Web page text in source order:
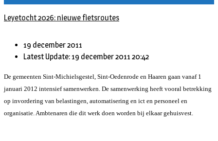
Leyetocht 2026: nieuwe fietsroutes
19 december 2011
Latest Update: 19 december 2011 20:42
De gemeenten Sint-Michielsgestel, Sint-Oedenrode en Haaren gaan vanaf 1
januari 2012 intensief samenwerken. De samenwerking heeft vooral betrekking
op invordering van belastingen, automatisering en ict en personeel en
organisatie. Ambtenaren die dit werk doen worden bij elkaar gehuisvest.